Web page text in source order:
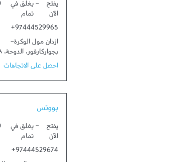
يفتح
الآن
- يغلق في
تمام
+97444529965
ازدان مول الوكرة-
بجواركارفور، الدوحة،
احصل على الاتجاهات
بووتس
يفتح
الآن
- يغلق في
تمام
+97444529674